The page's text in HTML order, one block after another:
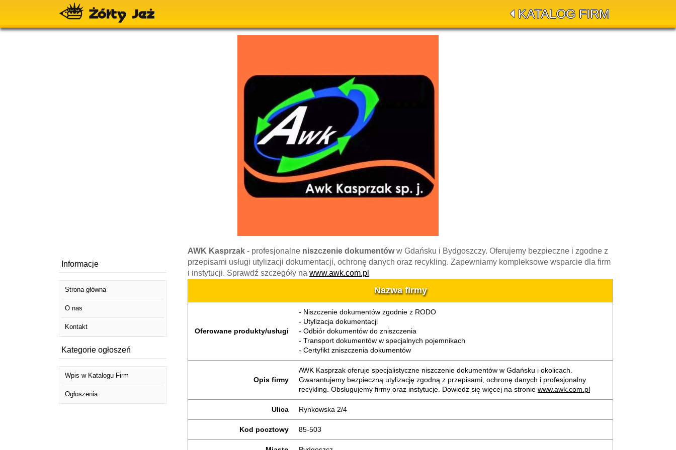
KATALOG FIRM
AWK Kasprzak - profesjonalne niszczenie dokumentóww Gdańsku i Bydgoszczy. Oferujemy bezpieczne i zgodne z
przepisami usługi utylizacji dokumentacji, ochronę danych oraz recykling. Zapewniamy kompleksowe wsparcie dla firm
i instytucji. Sprawdź szczegóły na www.awk.com.pl
Nazwa firmy
Oferowane produkty/usługi
- Niszczenie dokumentów zgodnie z RODO
- Utylizacja dokumentacji
- Odbiór dokumentów do zniszczenia
- Transport dokumentów w specjalnych pojemnikach
- Certyfikt zniszczenia dokumentów
Opis firmy
AWK Kasprzak oferuje specjalistyczne niszczenie dokumentów w Gdańsku i okolicach.
Gwarantujemy bezpieczną utylizację zgodną z przepisami, ochronę danych i profesjonalny
recykling. Obsługujemy firmy oraz instytucje. Dowiedz się więcej na stronie www.awk.com.pl
Ulica Rynkowska 2/4
Kod pocztowy 85-503
Informacje
Strona główna
O nas
Kontakt
Kategorie ogłoszeń
Wpis w Katalogu Firm
Ogłoszenia